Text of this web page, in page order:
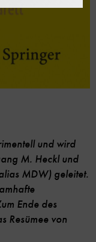
und wird
M. Heckl und
MDW) geleitet.
Ende des
Resümee von